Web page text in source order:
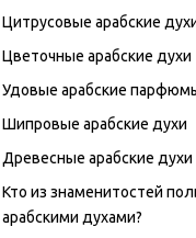
Цитрусовые арабские
Цветочные арабские духи
Удовые арабские
Шипровые арабские духи
Древесные арабские духи
Кто из знаменитостей
арабскими духами?